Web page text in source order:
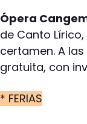
Ópera
de Canto
certamen. A
gratuita, con
* FERIAS